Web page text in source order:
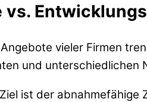
vieler Firmen
und unterschiedlichen
ist der